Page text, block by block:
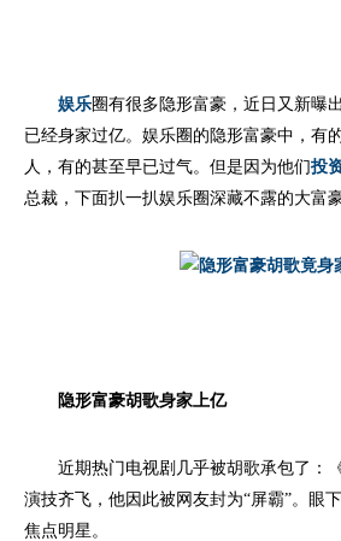
娱乐圈有很多隐形富豪，近日又新曝
已经身家过亿。娱乐圈的隐形富豪中，有
人，有的甚至早已过气。但是因为他们投
总裁，下面扒一扒娱乐圈深藏不露的大富豪
隐形富豪胡歌身家上亿
近期热门电视剧几乎被胡歌承包了：《
演技齐飞，他因此被网友封为“屏霸”。眼
焦点明星。